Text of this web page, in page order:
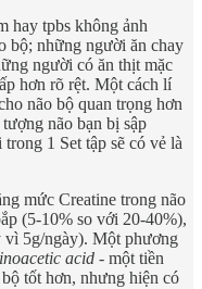
hay tpbs không ảnh
bộ; những người ăn chay
người có ăn thịt mặc
hơn rõ rệt. Một cách lí
não bộ quan trọng hơn
não bạn bị sập
1 Set tập sẽ có vẻ là
mức Creatine trong não
(5-10% so với 20-40%),
vì 5g/ngày). Một phương
acid - một tiền
tốt hơn, nhưng hiện có